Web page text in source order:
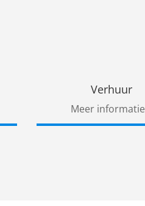
Verhuur
Meer informatie